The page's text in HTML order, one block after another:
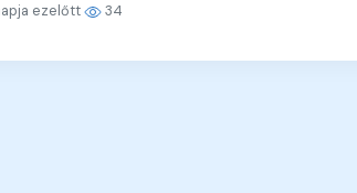
ezelőtt 34